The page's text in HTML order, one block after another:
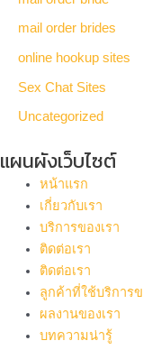
mail order brides
online hookup sites
Sex Chat Sites
Uncategorized
แผนผังเว็บไซต์
หน้าแรก
เกี่ยวกับเรา
บริการของเรา
ติดต่อเรา
ติดต่อเรา
ลูกค้าที่ใช้บริการข
ผลงานของเรา
บทความน่ารู้